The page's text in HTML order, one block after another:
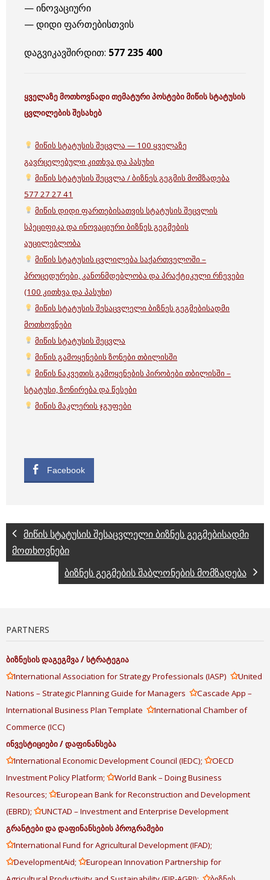
— ინოვაციური
— დიდი ფართებისთვის
დაგვიკავშირდით: 577 235 400
ყველაზე მოთხოვნადი თემატური პოსტებიმიწის სტატუსის
ცვლილების შესახებ
მიწის სტატუსის შეცვლა — 100 ყველაზე
გავრცელებული კითხვა და პასუხი
მიწის სტატუსის შეცვლა / ბიზნეს გეგმის მომზადება
577 27 27 41
მიწის დიდი ფართებისათვის სტატუსის შეცვლის
სპეციფიკა და ინოვაციური ბიზნეს გეგმების
აუცილებლობა
მიწის სტატუსის ცვლილება საქართველოში –
პროცედურები, კანონმდებლობა და პრაქტიკული რჩევები
(100 კითხვა და პასუხი)
მიწის სტატუსის შესაცვლელი ბიზნეს გეგმებისადმი
მოთხოვნები
მიწის სტატუსის შეცვლა
მიწის გამოყენების ზონები თბილისში
მიწის ნაკვეთის გამოყენების პირობები თბილისში –
სტატუსი, ზონირება და წესები
მიწის მაკლერის ჯგუფები
Facebook
მიწის სტატუსის შესაცვლელი ბიზნეს გეგმებისადმი
მოთხოვნები
ბიზნეს გეგმების შაბლონების მომზადება
PARTNERS
ბიზნესისდაგეგმვა/სტრატეგია
✩International Association for Strategy Professionals (IASP) ✩United
Nations – Strategic Planning Guide for Managers ✩Cascade App –
International Business Plan Template ✩International Chamber of
Commerce (ICC)
ინვესტიციები/დაფინანსება
✩International Economic Development Council (IEDC); ✩OECD
Investment Policy Platform; ✩World Bank – Doing Business
Resources; ✩European Bank for Reconstruction and Development
(EBRD); ✩UNCTAD – Investment and Enterprise Development
გრანტებიდადაფინანსებისპროგრამები
✩International Fund for Agricultural Development (IFAD);
✩DevelopmentAid; ✩European Innovation Partnership for